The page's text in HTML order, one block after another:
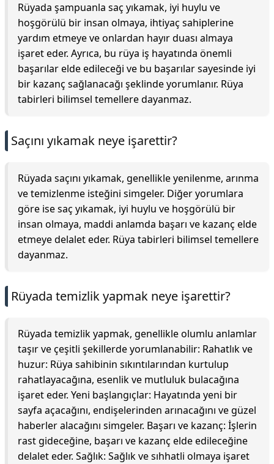
Rüyada şampuanla saç yıkamak, iyi huylu ve
hoşgörülü bir insan olmaya, ihtiyaç sahiplerine
yardım etmeye ve onlardan hayır duası almaya
işaret eder. Ayrıca, bu rüya iş hayatında önemli
başarılar elde edileceği ve bu başarılar sayesinde iyi
bir kazanç sağlanacağı şeklinde yorumlanır. Rüya
tabirleri bilimsel temellere dayanmaz.
Saçını yıkamak neye işarettir?
Rüyada saçını yıkamak, genellikle yenilenme, arınma
ve temizlenme isteğini simgeler. Diğer yorumlara
göre ise saç yıkamak, iyi huylu ve hoşgörülü bir
insan olmaya, maddi anlamda başarı ve kazanç elde
etmeye delalet eder. Rüya tabirleri bilimsel temellere
dayanmaz.
Rüyada temizlik yapmak neye işarettir?
Rüyada temizlik yapmak, genellikle olumlu anlamlar
taşır ve çeşitli şekillerde yorumlanabilir: Rahatlık ve
huzur: Rüya sahibinin sıkıntılarından kurtulup
rahatlayacağına, esenlik ve mutluluk bulacağına
işaret eder. Yeni başlangıçlar: Hayatında yeni bir
sayfa açacağını, endişelerinden arınacağını ve güzel
haberler alacağını simgeler. Başarı ve kazanç: İşlerin
rast gideceğine, başarı ve kazanç elde edileceğine
delalet eder. Sağlık: Sağlık ve sıhhatli olmaya işaret